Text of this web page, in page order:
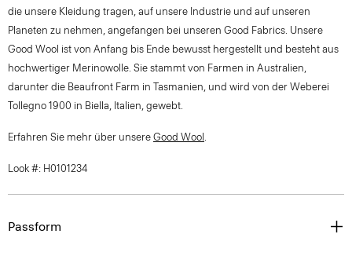
die unsere Kleidung tragen, auf unsere Industrie und auf unseren
Planeten zu nehmen, angefangen bei unseren Good Fabrics. Unsere
Good Wool ist von Anfang bis Ende bewusst hergestellt und besteht aus
hochwertiger Merinowolle. Sie stammt von Farmen in Australien,
darunter die Beaufront Farm in Tasmanien, und wird von der Weberei
Tollegno 1900 in Biella, Italien, gewebt.
Erfahren Sie mehr über unsere Good Wool .
Look #: H0101234
Passform